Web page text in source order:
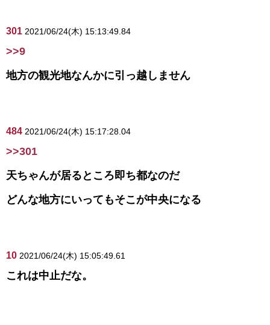
301 2021/06/24(木) 15:13:49.84
>>9
地方の観光地なんかに引っ越しません
484 2021/06/24(木) 15:17:28.04
>>301
天ちゃんが居るところ即ち都なのだ
どんな地方にいってもそこが中央になる
10 2021/06/24(木) 15:05:49.61
これは中止だな。